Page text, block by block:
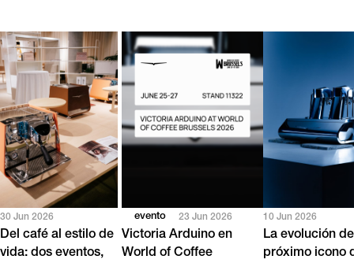
30 Jun 2026
Del café al estilo de
vida: dos eventos,
evento 23 Jun 2026
Victoria Arduino en
World of Coffee
10 Jun 2026
La evolución
próximo icono